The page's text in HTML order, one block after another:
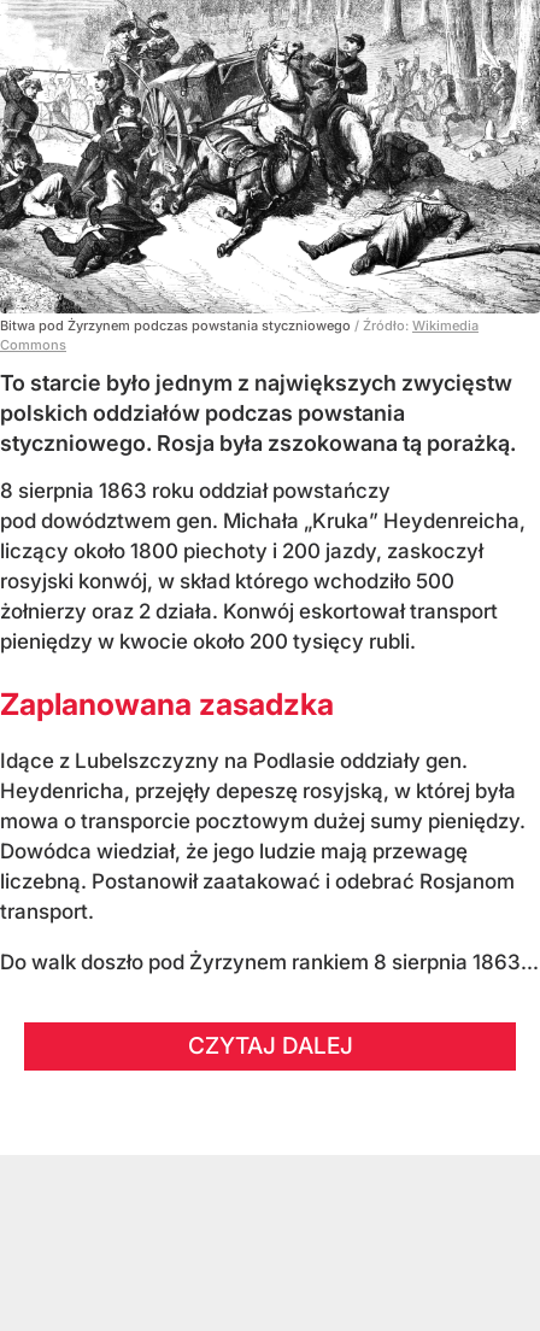
Bitwa pod Żyrzynem podczas powstania styczniowego / Źródło: Wikimedia
Commons
To starcie było jednym z największych zwycięstw
polskich oddziałów podczas powstania
styczniowego. Rosja była zszokowana tą porażką.
8 sierpnia 1863 roku oddział powstańczy
pod dowództwem gen. Michała „Kruka” Heydenreicha,
liczący około 1800 piechoty i 200 jazdy, zaskoczył
rosyjski konwój, w skład którego wchodziło 500
żołnierzy oraz 2 działa. Konwój eskortował transport
pieniędzy w kwocie około 200 tysięcy rubli.
Zaplanowana zasadzka
Idące z Lubelszczyzny na Podlasie oddziały gen.
Heydenricha, przejęły depeszę rosyjską, w której była
mowa o transporcie pocztowym dużej sumy pieniędzy.
Dowódca wiedział, że jego ludzie mają przewagę
liczebną. Postanowił zaatakować i odebrać Rosjanom
transport.
Do walk doszło pod Żyrzynem rankiem 8 sierpnia 1863...
CZYTAJ DALEJ